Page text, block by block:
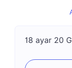
18 ayar 20